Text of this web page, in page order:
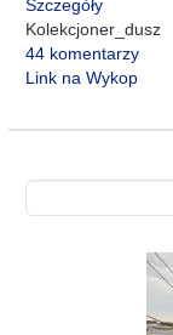
Szczegóły
Kolekcjoner_dusz
44 komentarzy
Link na Wykop